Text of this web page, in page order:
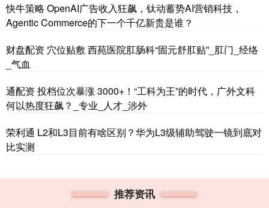
快牛策略 OpenAI广告收入狂飙，钛动蓄势AI营销科技，
Agentic Commerce的下一个千亿新贵是谁？
财盘配资 穴位贴敷 西苑医院肛肠科“固元舒肛贴”_肛门_经络
_气血
通配资 投档位次暴涨 3000+！“工科为王”的时代，广外文科
何以热度狂飙？_专业_人才_涉外
荣利通 L2和L3目前有啥区别？华为L3级辅助驾驶一镜到底对
比实测
推荐资讯